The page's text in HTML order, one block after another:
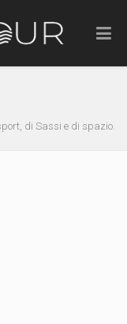
di Sassi e di spazio.